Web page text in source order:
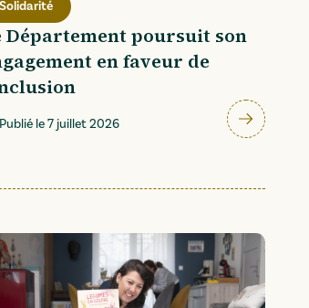
Solidarité
Département poursuit son
en faveur de
Publié le7 juillet 2026